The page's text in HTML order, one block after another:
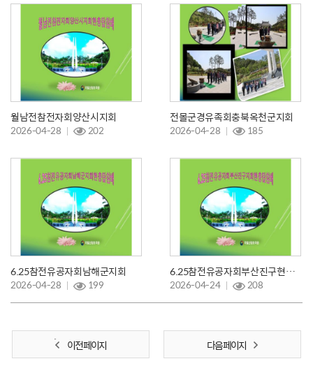
월남전참전자회양산시지회
2026-04-28 202
전몰군경유족회충북옥천군지회
2026-04-28 185
6.25참전유공자회남해군지회
2026-04-28 199
6.25참전유공자회부산진구현충탑참배
2026-04-24 208
이전 페이지 다음 페이지